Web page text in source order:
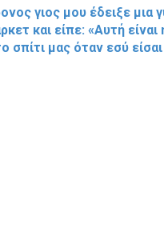
γιος μου έδειξε μια
και είπε: «Αυτή είναι
σπίτι μας όταν εσύ